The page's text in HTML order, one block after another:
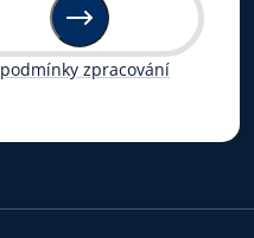
podmínky zpracování